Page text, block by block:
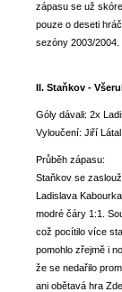
zápasu se už
pouze o deseti
sezóny 2003/2004.
II. Staňkov -
Góly dávali: 2x
Vyloučení: Jiří
Průběh zápasu:
Staňkov se
Ladislava
modré čáry 1:1.
což pocítilo více
pomohlo zřejmě i
že se nedařilo
ani obětavá hra